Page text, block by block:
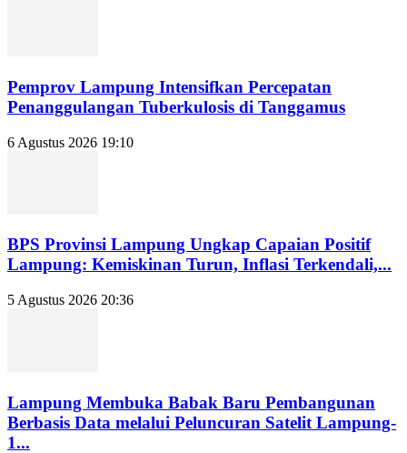
Pemprov Lampung Intensifkan Percepatan
Penanggulangan Tuberkulosis di Tanggamus
6 Agustus 2026 19:10
BPS Provinsi Lampung Ungkap Capaian Positif
Lampung: Kemiskinan Turun, Inflasi Terkendali,...
5 Agustus 2026 20:36
Lampung Membuka Babak Baru Pembangunan
Berbasis Data melalui Peluncuran Satelit Lampung-
1...